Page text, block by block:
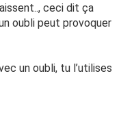
ceci dit ça
oubli peut provoquer
un oubli, tu l’utilises